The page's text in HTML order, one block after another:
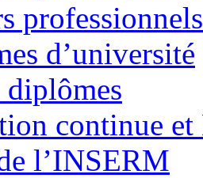
d’université
continue et
l’INSERM